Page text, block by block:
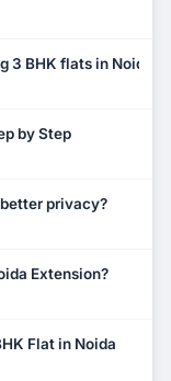
BHK flats in Noida?
by Step
privacy?
Extension?
Flat in Noida